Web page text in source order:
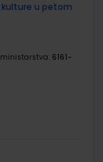
u petom
6161-